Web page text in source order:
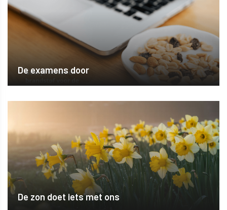
De examens door
De zon doet iets met ons